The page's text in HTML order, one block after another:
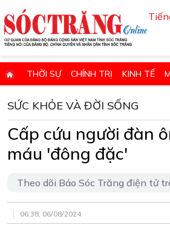
THỜI SỰ CHÍNH TRỊ KINH TẾ
GIÁO DỤC - KHOA HỌC &
QUỐC PHÒNG - AN NINH QUỐC TẾ
VĂN HÓA - THỂ THAO - DU LỊCH
ĐIỂM BÁO - TIN VẮN ĐỊA PHƯƠNG
THÔNG BÁO - QUẢNG CÁO CHUYÊN
HỌC TẬP VÀ LÀM THEO TƯ TƯỞNG,
SỨC KHỎE VÀ ĐỜI SỐNG
Cấp cứu người đàn
máu 'đông đặc'
Theo dõi Báo Sóc Trăng điện tử
06:38, 06/08/2024